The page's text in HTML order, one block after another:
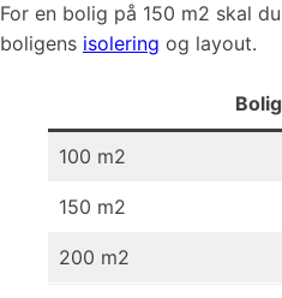
For en bolig på 150 m2 skal
boligens isolering og layout.
100 m2
150 m2
200 m2